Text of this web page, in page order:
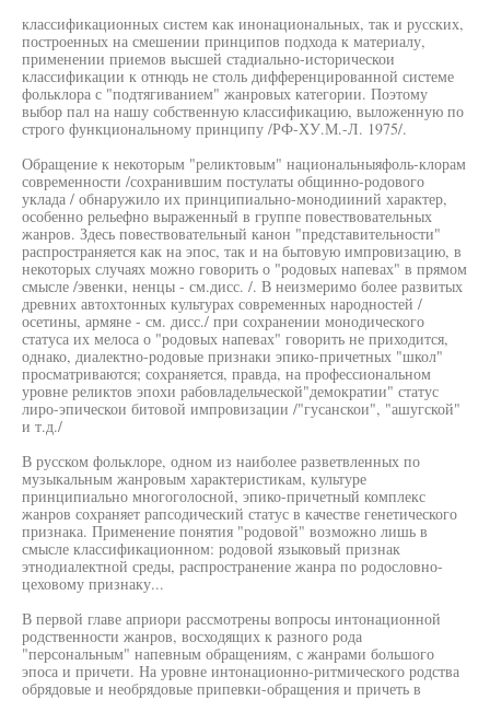
классификационных систем как инонациональных, так и русских,
построенных на смешении принципов подхода к материалу,
применении приемов высшей стадиально-историческои
классификации к отнюдь не столь дифференцированной системе
фольклора с "подтягиванием" жанровых категории. Поэтому
выбор пал на нашу собственную классификацию, выложенную по
строго функциональному принципу /РФ-ХУ.М.-Л. 1975/.
Обращение к некоторым "реликтовым" национальныяфоль-клорам
современности /сохранившим постулаты общинно-родового
уклада / обнаружило их принципиально-монодииний характер,
особенно рельефно выраженный в группе повествовательных
жанров. Здесь повествовательный канон "представительности"
распространяется как на эпос, так и на бытовую импровизацию, в
некоторых случаях можно говорить о "родовых напевах" в прямом
смысле /эвенки, ненцы - см.дисс. /. В неизмеримо более развитых
древних автохтонных культурах современных народностей /
осетины, армяне - см. дисс./ при сохранении монодического
статуса их мелоса о "родовых напевах" говорить не приходится,
однако, диалектно-родовые признаки эпико-причетных "школ"
просматриваются; сохраняется, правда, на профессиональном
уровне реликтов эпохи рабовладельческой"демократии" статус
лиро-эпическои битовой импровизации /"гусанскои", "ашугской"
и т.д./
В русском фольклоре, одном из наиболее разветвленных по
музыкальным жанровым характеристикам, культуре
принципиально многоголосной, эпико-причетный комплекс
жанров сохраняет рапсодический статус в качестве генетического
признака. Применение понятия "родовой" возможно лишь в
смысле классификационном: родовой языковый признак
этнодиалектной среды, распространение жанра по родословно-
цеховому признаку...
В первой главе априори рассмотрены вопросы интонационной
родственности жанров, восходящих к разного рода
"персональным" напевным обращениям, с жанрами большого
эпоса и причети. На уровне интонационно-ритмического родства
обрядовые и необрядовые припевки-обращения и причеть в